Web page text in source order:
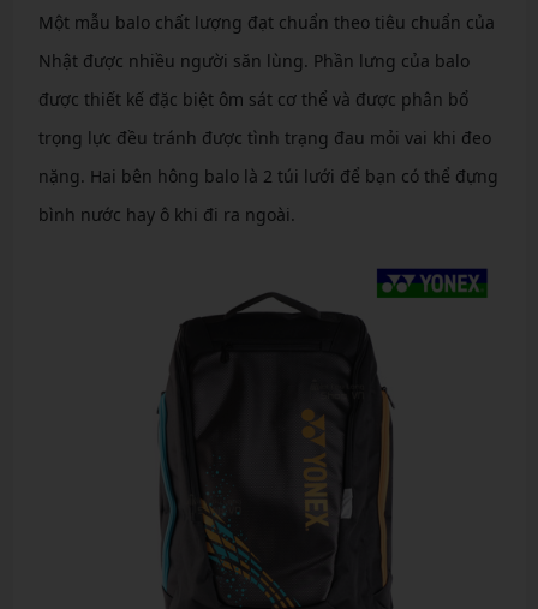
Một mẫu balo chất lượng đạt chuẩn theo tiêu chuẩn của
Nhật được nhiều người săn lùng. Phần lưng của balo
được thiết kế đặc biệt ôm sát cơ thể và được phân bổ
trọng lực đều tránh được tình trạng đau mỏi vai khi đeo
nặng. Hai bên hông balo là 2 túi lưới để bạn có thể đựng
bình nước hay ô khi đi ra ngoài.